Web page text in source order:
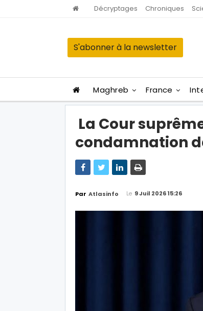
Décryptages Chroniques
S'abonner à la newsletter
Maghreb France
La Cour
condamnation
Par Atlasinfo Le 9 Juil 2026 15:26